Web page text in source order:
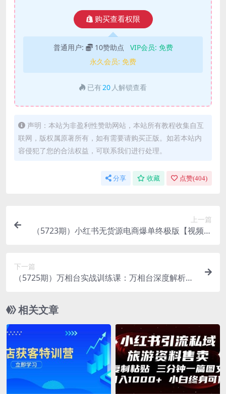
购买查看权限
普通用户: 10赞助点 VIP会员: 免费
永久会员: 免费
已有 20 人解锁查看
声明：本站为非盈利性赞助网站，本站所有教程收集自互
联网，版权属原著所有，如有需要请购买正版。如若本站内
容侵犯了您的合法权益，可联系我们进行处理。
分享 收藏 点赞(404)
上一篇
（5723期）小红书无货源电商爆单终极版【视频教
下一篇
（5725期）万相台实战训练课：万相台深度解析应
相关文章